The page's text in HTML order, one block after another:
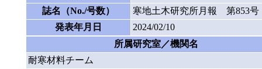
誌名（No./号数）
寒地土木研究所月報 第853号
発表年月日
2024/02/10
所属研究室／機関名
耐寒材料チーム